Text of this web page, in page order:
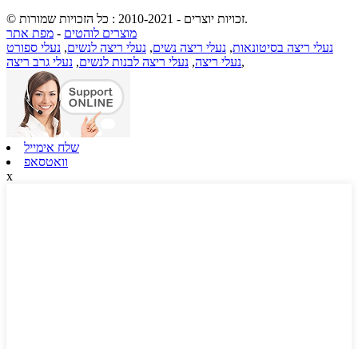
© זכויות יוצרים - 2010-2021 : כל הזכויות שמורות.
מוצרים לוהטים - מפת אתר
נעלי ריצה בסיטונאות, נעלי ריצה נשים, נעלי ריצה לנשים, נעלי ספורט
נעלי ריצה, נעלי ריצה לבנות לנשים, נעלי גרב ריצה ,
שלח אימייל
וואטסאפ
x